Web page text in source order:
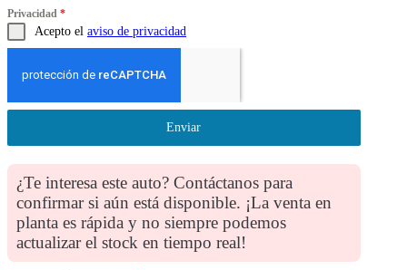
Privacidad *
Acepto el aviso de privacidad
Enviar
¿Te interesa este auto? Contáctanos para
confirmar si aún está disponible. ¡La venta en
planta es rápida y no siempre podemos
actualizar el stock en tiempo real!